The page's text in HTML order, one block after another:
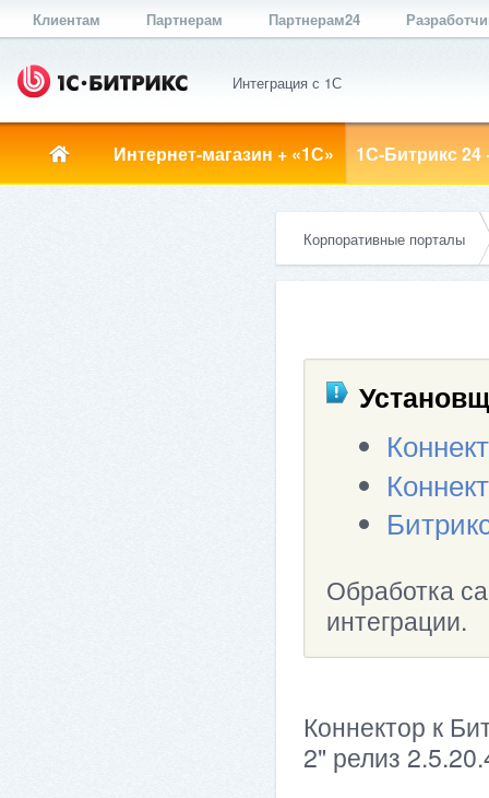
Клиентам Партнерам Партнерам24
Интеграция с 1С
Интернет-магазин + «1С» 1С-Битрикс 24
Корпоративные порталы
Обработка
интеграции.
Коннектор к
2" релиз